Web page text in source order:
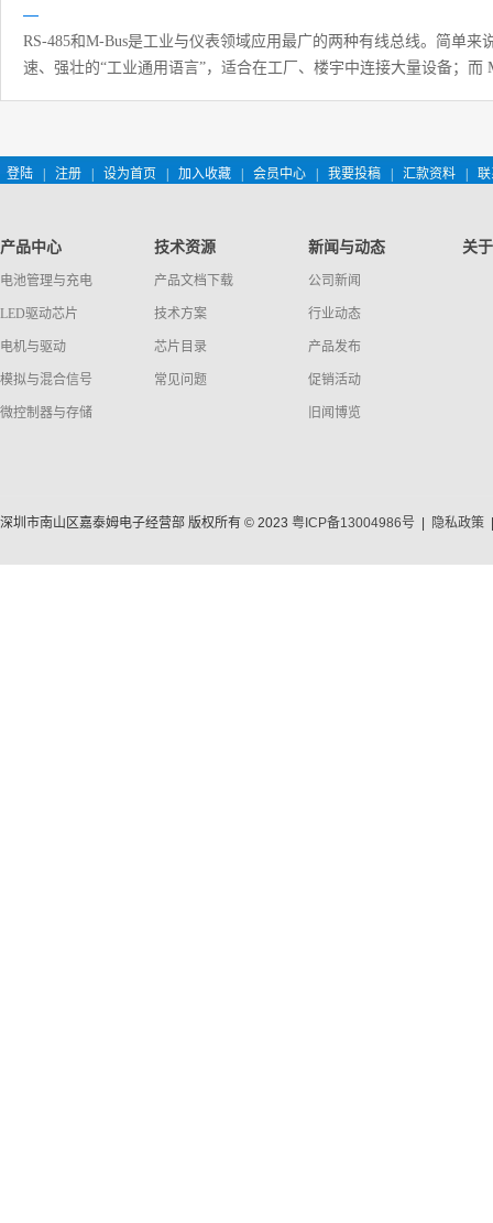
RS-485和M-Bus是工业与仪表领域应用最广的两种有线总线。简单来
速、强壮的“工业通用语言”，适合在工厂、楼宇中连接大量设备；而
登陆 注册 设为首页 加入收藏 会员中心 我要投稿 汇款资料
产品中心
电池管理与充电
LED驱动芯片
电机与驱动
模拟与混合信号
微控制器与存储
技术资源
产品文档下载
技术方案
芯片目录
常见问题
新闻与动态
公司新闻
行业动态
产品发布
促销活动
旧闻博览
关
深圳市南山区嘉泰姆电子经营部 版权所有 © 2023 粤ICP备13004986号 隐私政策